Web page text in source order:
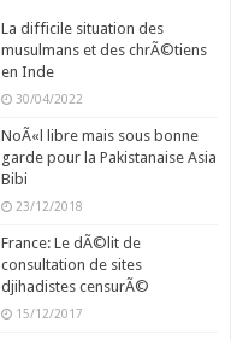
La difficile situation des
musulmans et des chrÃ©tiens
en Inde
30/04/2022
NoÃ«l libre mais sous bonne
garde pour la Pakistanaise Asia
Bibi
23/12/2018
France: Le dÃ©lit de
consultation de sites
djihadistes censurÃ©
15/12/2017